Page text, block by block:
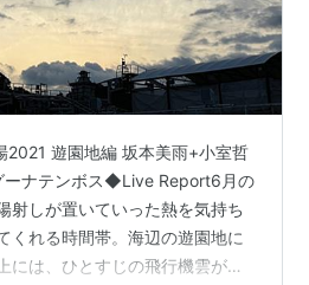
2021 遊園地編 坂本美雨+小室哲
ーナテンボス◆Live Report6月の
射しが置いていった熱を気持ち
くれる時間帯。海辺の遊園地に
には、ひとすじの飛行機雲が浮